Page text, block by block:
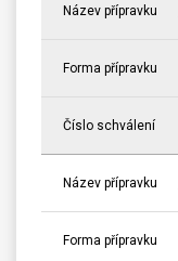
Název přípravku
Forma přípravku
Číslo schválení
Název přípravku
Forma přípravku